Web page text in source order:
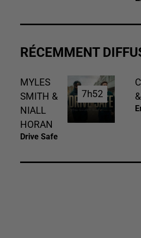
RÉCEMMENT
MYLES
SMITH &
NIALL
HORAN
Drive Safe
7h52
7h52